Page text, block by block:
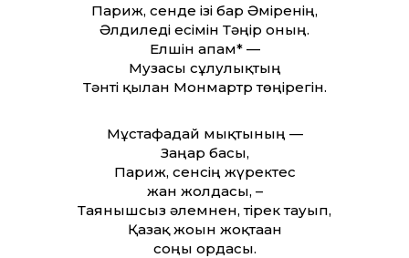
Париж, сенде ізі бар Әміренің,
Әлдиледі есімін Тәңір оның.
Елшін апам* —
Музасы сұлулықтың
Тәнті қылған Монмартр төңірегін.
Мұстафадай мықтының —
Заңғар басы,
Париж, сенсің жүректес
жан жолдасы, –
Таянышсыз әлемнен, тірек тауып,
Қазақ жоғын жоқтаған
соңғы ордасы.